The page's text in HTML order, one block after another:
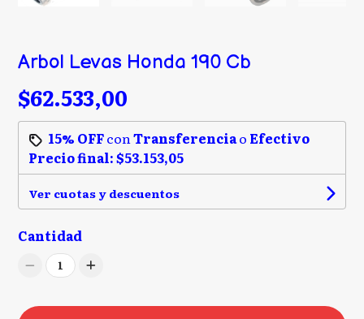
Arbol Levas Honda 190 Cb
$62.533,00
15% OFFconTransferenciao Efectivo
Precio final:$53.153,05
Ver cuotas y descuentos
Cantidad
1